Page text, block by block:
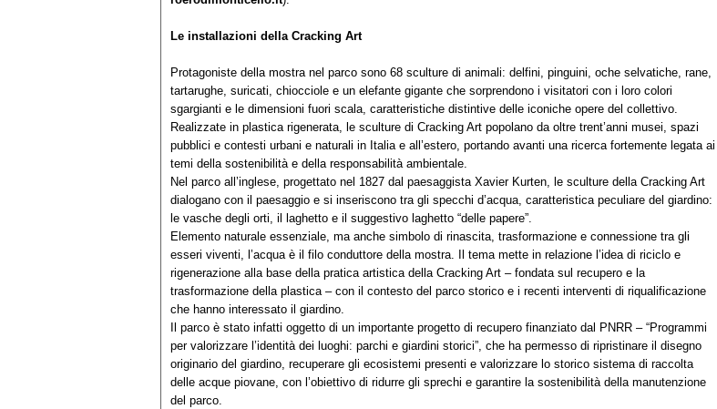
Le installazioni della Cracking Art
Protagoniste della mostra nel parco sono 68 sculture di animali: delfini, pinguini, oche selvatiche, rane,
tartarughe, suricati, chiocciole e un elefante gigante che sorprendono i visitatori con i loro colori
sgargianti e le dimensioni fuori scala, caratteristiche distintive delle iconiche opere del collettivo.
Realizzate in plastica rigenerata, le sculture di Cracking Art popolano da oltre trent’anni musei, spazi
pubblici e contesti urbani e naturali in Italia e all’estero, portando avanti una ricerca fortemente legata ai
temi della sostenibilità e della responsabilità ambientale.
Nel parco all’inglese, progettato nel 1827 dal paesaggista Xavier Kurten, le sculture della Cracking Art
dialogano con il paesaggio e si inseriscono tra gli specchi d’acqua, caratteristica peculiare del giardino:
le vasche degli orti, il laghetto e il suggestivo laghetto “delle papere”.
Elemento naturale essenziale, ma anche simbolo di rinascita, trasformazione e connessione tra gli
esseri viventi, l’acqua è il filo conduttore della mostra. Il tema mette in relazione l’idea di riciclo e
rigenerazione alla base della pratica artistica della Cracking Art – fondata sul recupero e la
trasformazione della plastica – con il contesto del parco storico e i recenti interventi di riqualificazione
che hanno interessato il giardino.
Il parco è stato infatti oggetto di un importante progetto di recupero finanziato dal PNRR – “Programmi
per valorizzare l’identità dei luoghi: parchi e giardini storici”, che ha permesso di ripristinare il disegno
originario del giardino, recuperare gli ecosistemi presenti e valorizzare lo storico sistema di raccolta
delle acque piovane, con l’obiettivo di ridurre gli sprechi e garantire la sostenibilità della manutenzione
del parco.